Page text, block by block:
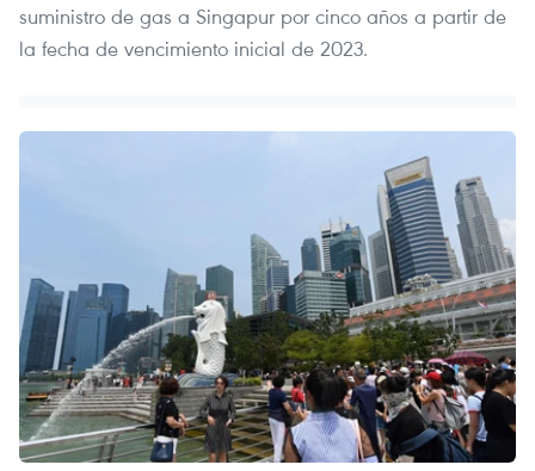
suministro de gas a Singapur por cinco años a partir de
la fecha de vencimiento inicial de 2023.